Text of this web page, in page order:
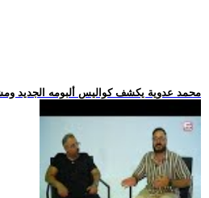
.. محمد عدوية يكشف كواليس ألبومه الجديد